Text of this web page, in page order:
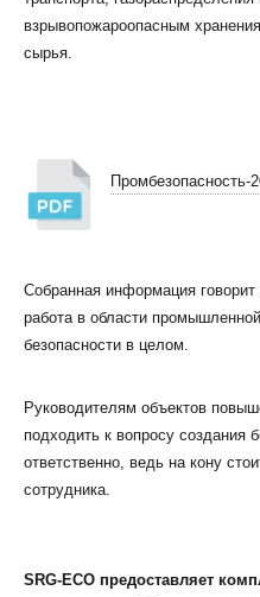
взрывопожароопасным
сырья.
Промбезопасность-
Собранная информация
работа в области
безопасности в целом.
Руководителям объектов
подходить к вопросу создания
ответственно, ведь на кону
сотрудника.
SRG-ECO предоставляет